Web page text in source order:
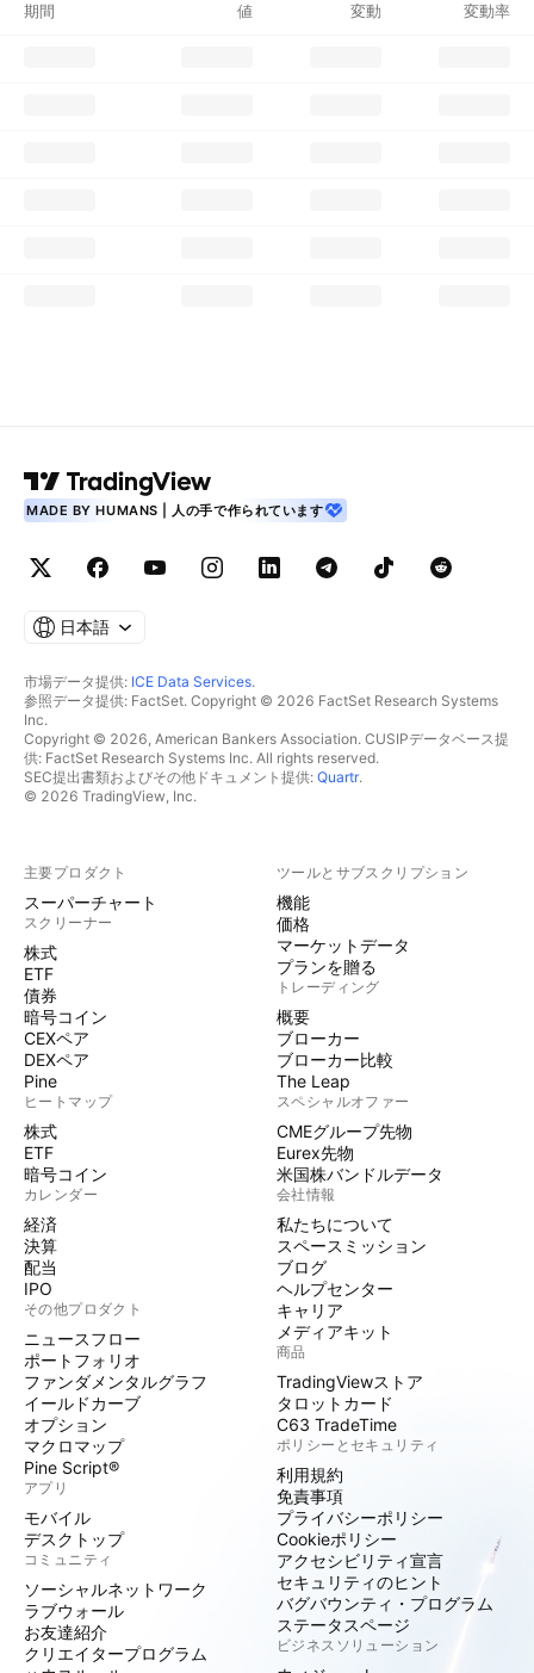
期間 値 変動 変動率
MADE BY HUMANS | 人の手で作られています
日本語
市場データ提供: ICE Data Services.
参照データ提供: FactSet. Copyright © 2026 FactSet Research Systems
Inc.
Copyright © 2026, American Bankers Association. CUSIPデータベース提
供: FactSet Research Systems Inc. All rights reserved.
SEC提出書類およびその他ドキュメント提供: Quartr.
© 2026 TradingView, Inc.
主要プロダクト
スーパーチャート
スクリーナー
株式
ETF
債券
暗号コイン
CEXペア
DEXペア
Pine
ヒートマップ
株式
ETF
暗号コイン
カレンダー
経済
決算
配当
IPO
その他プロダクト
ニュースフロー
ポートフォリオ
ファンダメンタルグラフ
イールドカーブ
オプション
マクロマップ
Pine Script®
アプリ
モバイル
デスクトップ
コミュニティ
ソーシャルネットワーク
ラブウォール
お友達紹介
クリエイタープログラム
ツールとサブスクリプション
機能
価格
マーケットデータ
プランを贈る
トレーディング
概要
ブローカー
ブローカー比較
The Leap
スペシャルオファー
CMEグループ先物
Eurex先物
米国株バンドルデータ
会社情報
私たちについて
スペースミッション
ブログ
ヘルプセンター
キャリア
メディアキット
商品
TradingViewストア
タロットカード
C63 TradeTime
ポリシーとセキュリティ
利用規約
免責事項
プライバシーポリシー
Cookieポリシー
アクセシビリティ宣言
セキュリティのヒント
バグバウンティ・プログラム
ステータスページ
ビジネスソリューション